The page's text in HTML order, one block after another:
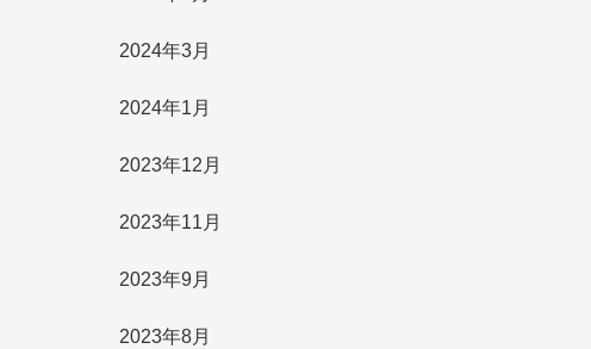
2024年3月
2024年1月
2023年12月
2023年11月
2023年9月
2023年8月